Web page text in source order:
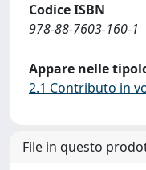
Codice ISBN
978-88-7603-160-1
Appare nelle
2.1 Contributo in
File in questo